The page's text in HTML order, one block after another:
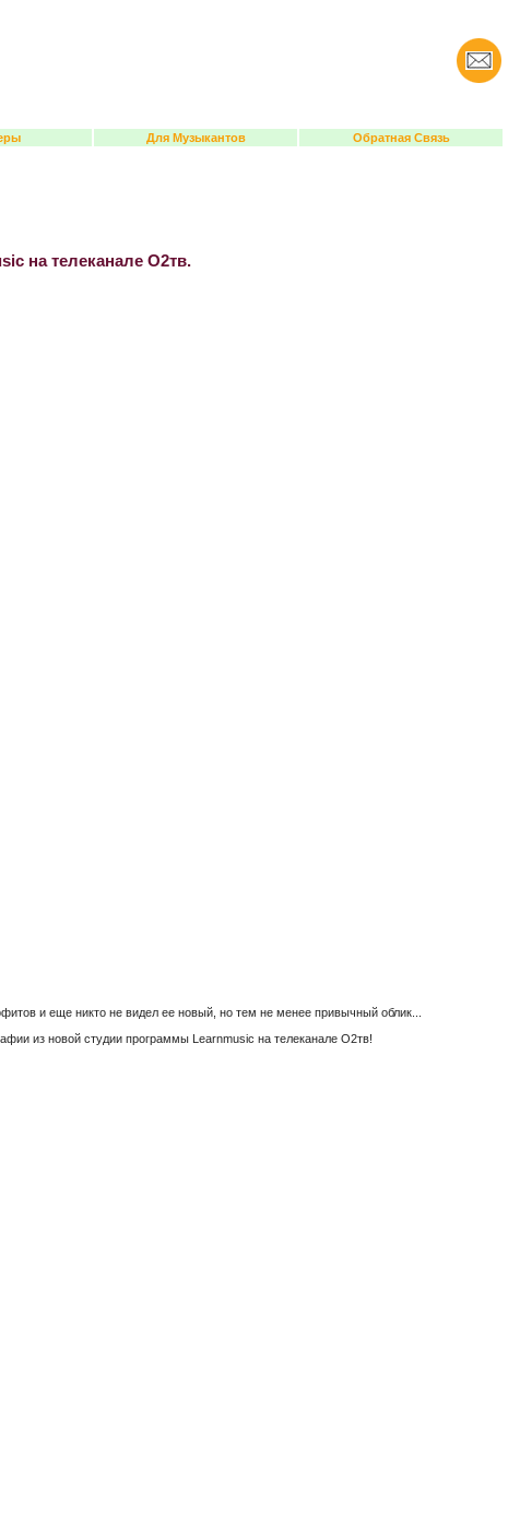
Для Музыкантов Обратная Связь
на телеканале О2тв.
и еще никто не видел ее новый, но тем не менее привычный облик...
из новой студии программы Learnmusic на телеканале О2тв!